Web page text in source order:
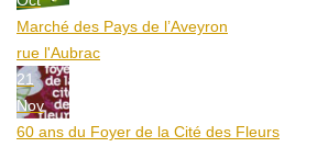
Marché des Pays de l’Aveyron
rue l'Aubrac
21
Nov
60 ans du Foyer de la Cité des Fleurs